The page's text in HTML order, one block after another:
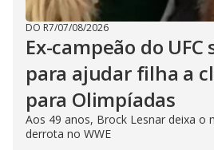
DO R7/07/08/2026
Ex-campeão do
para ajudar filha a
para Olimpíadas
Aos 49 anos, Brock Lesnar deixa o
derrota no WWE